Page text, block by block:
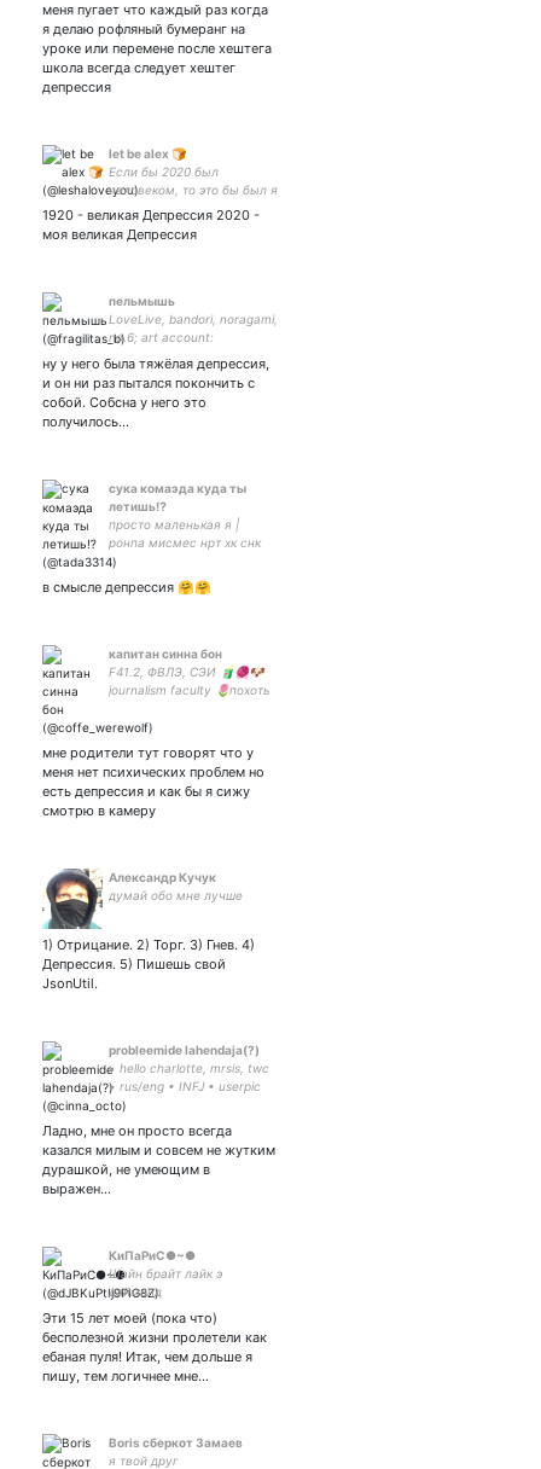
меня пугает что каждый раз когда
я делаю рофляный бумеранг на
уроке или перемене после хештега
школа всегда следует хештег
депрессия
let be alex 🍞
Если бы 2020 был
человеком, то это бы был я
🙆🏼‍♀️ eat pray love 💕
1920 - великая Депрессия 2020 -
моя великая Депрессия
пельмышь
LoveLive, bandori, noragami,
no.6; art account:
ну у него была тяжёлая депрессия,
и он ни раз пытался покончить с
собой. Собсна у него это
получилось…
сука комаэда куда ты
летишь⁉️
просто маленькая я |
ронпа мисмес нрт хк снк
жжба бнха | tw: рпп,
депрессия и все такое |
спойлеры ко всему |
в смысле депрессия 🤗🤗
капитан синна бон
F41.2, ФВЛЭ, СЭИ 🧃🧶🐶
journalism faculty 🌷похоть
мой цветочек мой милый
мне родители тут говорят что у
меня нет психических проблем но
есть депрессия и как бы я сижу
смотрю в камеру
Александр Кучук
думай обо мне лучше
1) Отрицание. 2) Торг. 3) Гнев. 4)
Депрессия. 5) Пишешь свой
JsonUtil.
probleemide lahendaja(?)
• hello charlotte, mrsis, twc
• rus/eng • INFJ • userpic
by Etherane
Ладно, мне он просто всегда
казался милым и совсем не жутким
дурашкой, не умеющим в
выражен…
КиПаРиС●~●
Шайн брайт лайк э
даймонд
Эти 15 лет моей (пока что)
бесполезной жизни пролетели как
ебаная пуля! Итак, чем дольше я
пишу, тем логичнее мне…
Boris сберкот Замаев
я твой друг